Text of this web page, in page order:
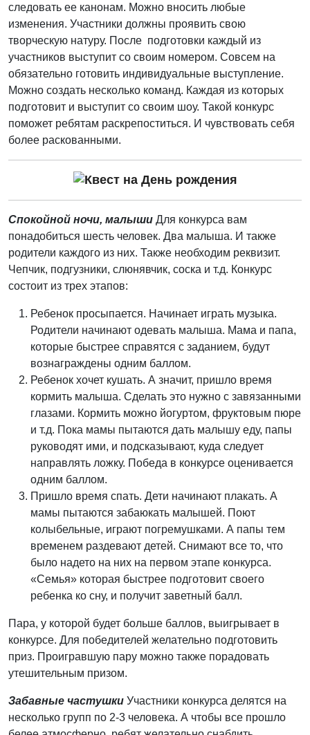
следовать ее канонам. Можно вносить любые
изменения. Участники должны проявить свою
творческую натуру. После подготовки каждый из
участников выступит со своим номером. Совсем на
обязательно готовить индивидуальные выступление.
Можно создать несколько команд. Каждая из которых
подготовит и выступит со своим шоу. Такой конкурс
поможет ребятам раскрепоститься. И чувствовать себя
более раскованными.
Спокойной ночи, малыши Для конкурса вам
понадобиться шесть человек. Два малыша. И также
родители каждого из них. Также необходим реквизит.
Чепчик, подгузники, слюнявчик, соска и т.д. Конкурс
состоит из трех этапов:
Ребенок просыпается. Начинает играть музыка.
Родители начинают одевать малыша. Мама и папа,
которые быстрее справятся с заданием, будут
вознаграждены одним баллом.
Ребенок хочет кушать. А значит, пришло время
кормить малыша. Сделать это нужно с завязанными
глазами. Кормить можно йогуртом, фруктовым пюре
и т.д. Пока мамы пытаются дать малышу еду, папы
руководят ими, и подсказывают, куда следует
направлять ложку. Победа в конкурсе оценивается
одним баллом.
Пришло время спать. Дети начинают плакать. А
мамы пытаются забаюкать малышей. Поют
колыбельные, играют погремушками. А папы тем
временем раздевают детей. Снимают все то, что
было надето на них на первом этапе конкурса.
«Семья» которая быстрее подготовит своего
ребенка ко сну, и получит заветный балл.
Пара, у которой будет больше баллов, выигрывает в
конкурсе. Для победителей желательно подготовить
приз. Проигравшую пару можно также порадовать
утешительным призом.
Забавные частушки Участники конкурса делятся на
несколько групп по 2-3 человека. А чтобы все прошло